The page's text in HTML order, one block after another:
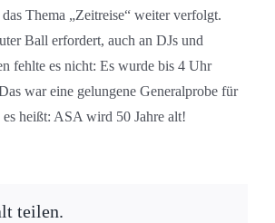
Thema „Zeitreise“ weiter verfolgt.
Ball erfordert, auch an DJs und
fehlte es nicht: Es wurde bis 4 Uhr
war eine gelungene Generalprobe für
heißt: ASA wird 50 Jahre alt!
teilen.